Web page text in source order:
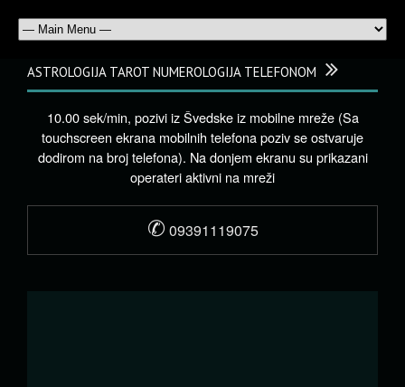
ASTROLOGIJA TAROT NUMEROLOGIJA TELEFONOM
10.00 sek/min, pozivi iz Švedske iz mobilne mreže (Sa
touchscreen ekrana mobilnih telefona poziv se ostvaruje
dodirom na broj telefona). Na donjem ekranu su prikazani
operateri aktivni na mreži
✆ 09391119075